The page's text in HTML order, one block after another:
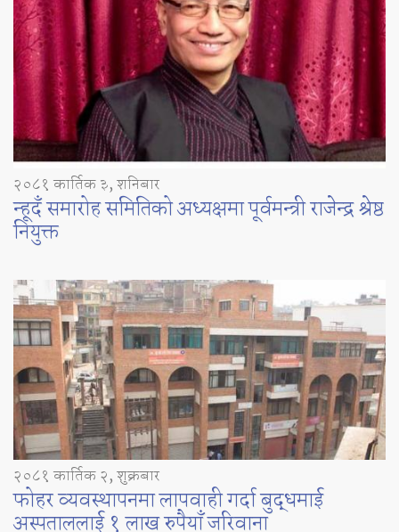
२०८१ कार्तिक ३, शनिबार
न्हूदँ समारोह समितिको अध्यक्षमा पूर्वमन्त्री राजेन्द्र श्रेष्ठ
नियुक्त
२०८१ कार्तिक २, शुक्रबार
फोहर व्यवस्थापनमा लापवाही गर्दा बुद्धमाई
अस्पताललाई १ लाख रुपैयाँ जरिवाना